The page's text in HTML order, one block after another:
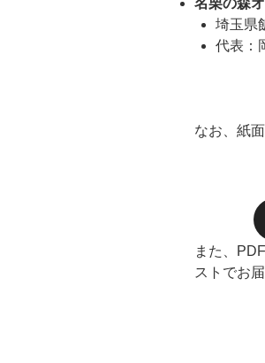
埼玉県
代表：
なお、紙
また、
ストでお